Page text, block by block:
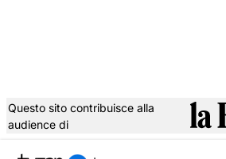
Questo sito contribuisce alla
audience di